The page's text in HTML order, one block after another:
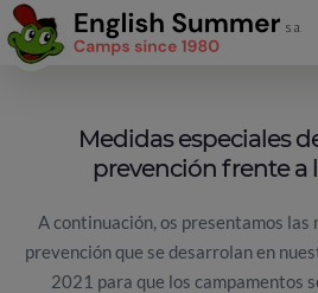
Medidas especiales
prevención frente a
A continuación, os presentamos las
prevención que se desarrolan en
2021 para que los campamentos